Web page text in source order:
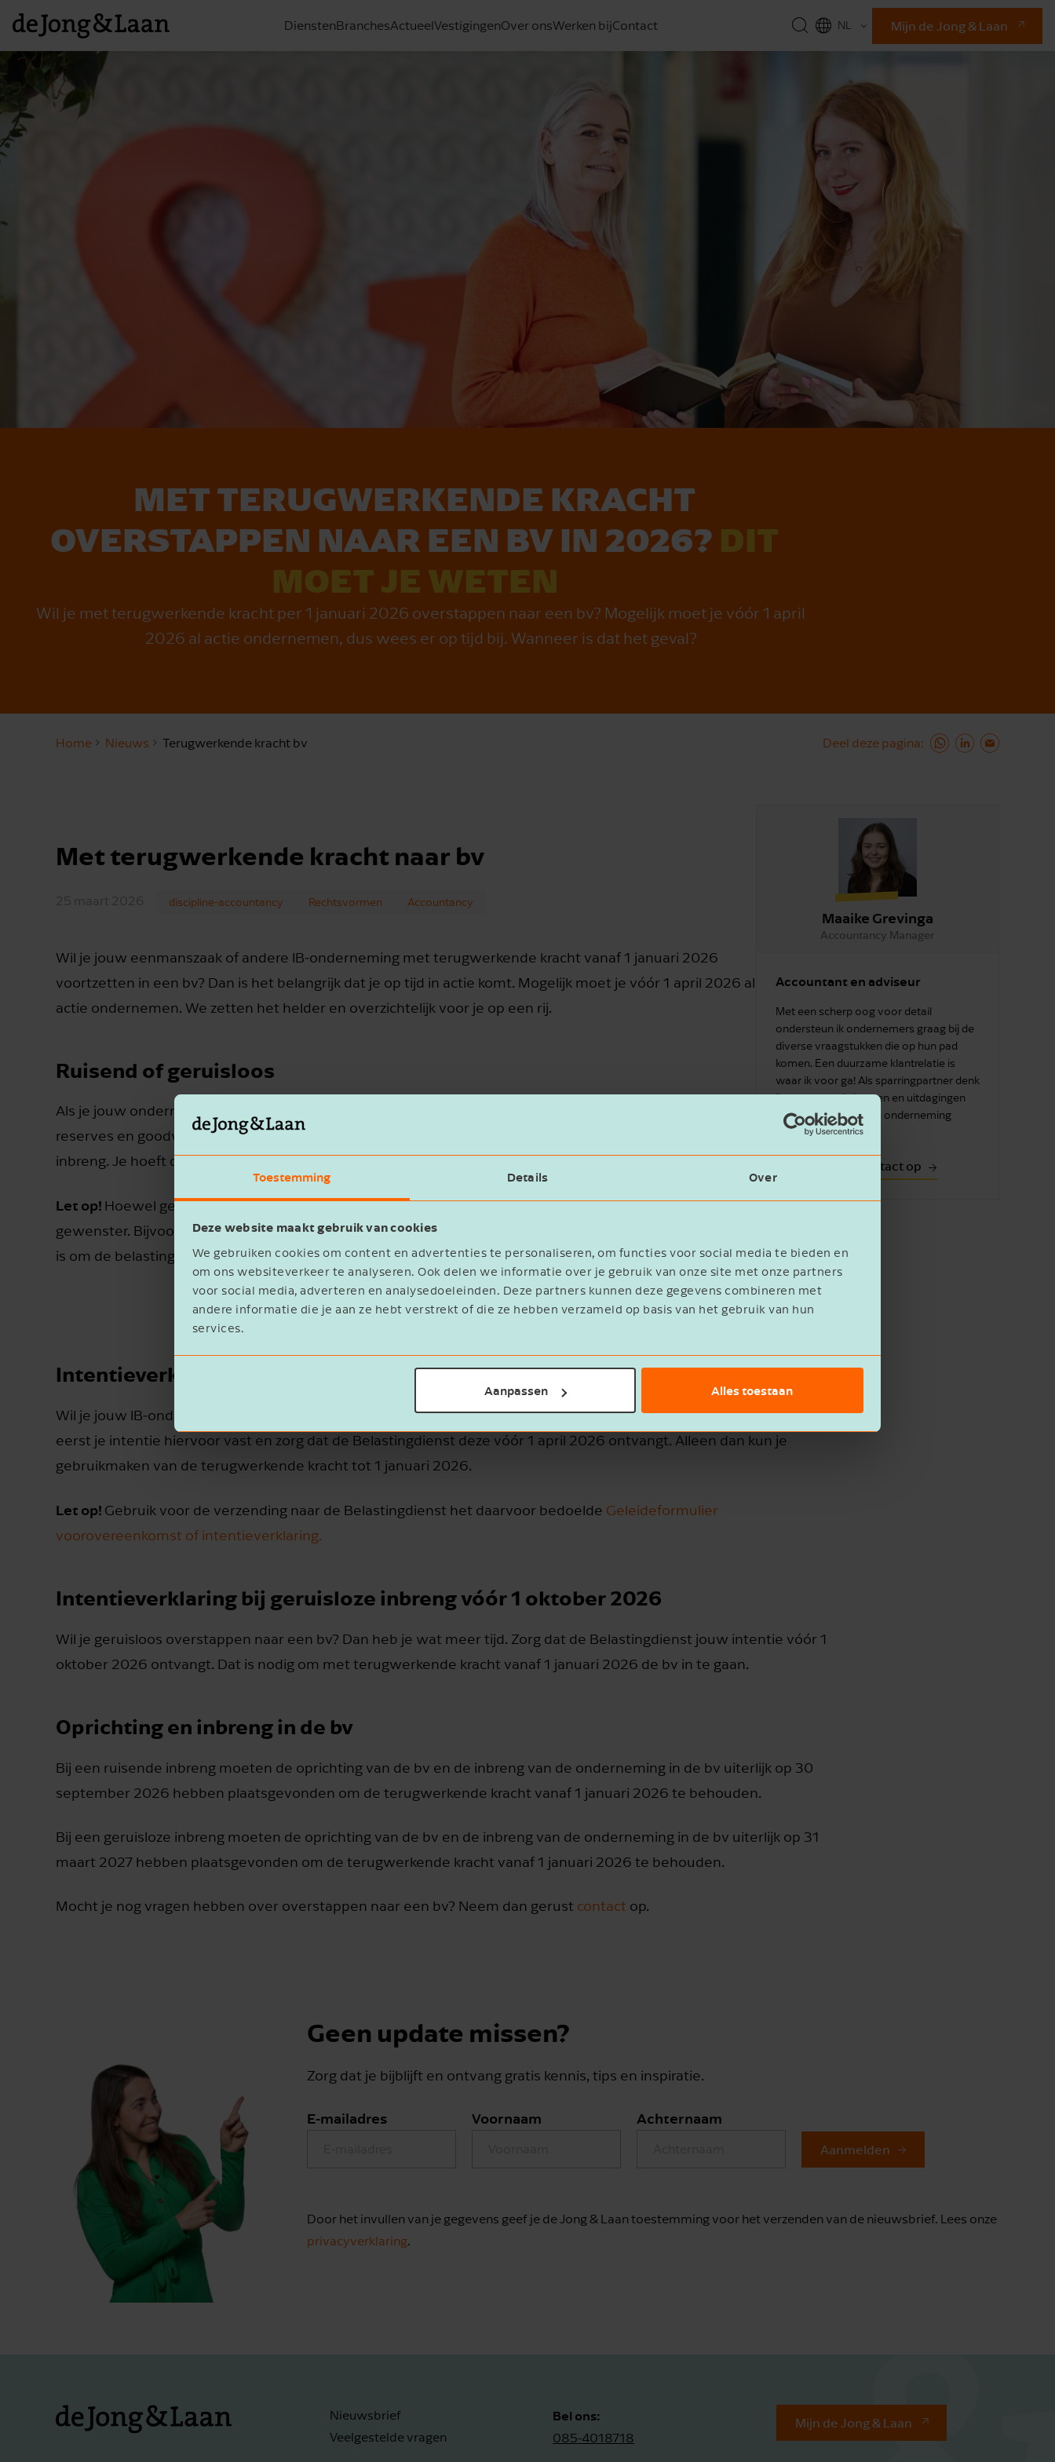
Toestemming Details Over
Deze website maakt gebruik van cookies
We gebruiken cookies om content en advertenties te personaliseren, om functies voor social media te bieden en
om ons websiteverkeer te analyseren. Ook delen we informatie over je gebruik van onze site met onze partners
voor social media, adverteren en analysedoeleinden. Deze partners kunnen deze gegevens combineren met
andere informatie die je aan ze hebt verstrekt of die ze hebben verzameld op basis van het gebruik van hun
services.
Aanpassen Alles toestaan
DienstenBranchesActueelVestigingenOver onsWerken bijContact
NL
Mijn de Jong & Laan
MET TERUGWERKENDE KRACHT
OVERSTAPPEN NAAR EEN BV IN 2026? DIT
MOET JE WETEN
Wil je met terugwerkende kracht per 1 januari 2026 overstappen naar een bv? Mogelijk moet je vóór 1 april
2026 al actie ondernemen, dus wees er op tijd bij. Wanneer is dat het geval?
Home Nieuws Terugwerkende kracht bv Deel deze pagina
Met terugwerkende kracht naar bv
25 maart 2026 discipline-accountancy Rechtsvormen Accountancy
Wil je jouw eenmanszaak of andere IB‑onderneming met terugwerkende kracht vanaf 1 januari 2026
voortzetten in een bv? Dan is het belangrijk dat je op tijd in actie komt. Mogelijk moet je vóór 1 april 2026 al
actie ondernemen. We zetten het helder en overzichtelijk voor je op een rij.
Ruisend of geruisloos
Als je jouw onderneming ruisend inbrengt in een bv, reken je fiscaal af over de stille reserves, fiscale
reserves en goodwill van je onderneming. Wil je dat voorkomen? Dan kun je kiezen voor een geruisloze
inbreng. Je hoeft dan niet direct af te rekenen. De fiscale claim schuift door naar de bv.
Let op! Hoewel geruisloos de voorkeur lijkt te hebben, is ruisend in bepaalde situaties voordeliger of
gewenster. Bijvoorbeeld als er nauwelijks stille en fiscale reserves en goodwill zijn of als er voldoende geld
is om de belasting meteen te belaten. Wij denken graag met je mee wat past bij jouw situatie.
Maaike Grevinga
Accountancy Manager
Accountant en adviseur
Met een scherp oog voor detail
ondersteun ik ondernemers graag bij de
diverse vraagstukken die op hun pad
komen. Een duurzame klantrelatie is
waar ik voor ga! Als sparringpartner denk
ik graag mee in kansen en uitdagingen
om samen met jou je onderneming
vooruit te helpen.
Neem contact op
Intentieverklaring bij ruisende inbreng vóór 1 april 2026
Wil je jouw IB‑onderneming ruisend en met terugwerkende kracht vanaf 1 januari 2026 inbrengen in een bv? Leg dan
eerst je intentie hiervoor vast en zorg dat de Belastingdienst deze vóór 1 april 2026 ontvangt. Alleen dan kun je
gebruikmaken van de terugwerkende kracht tot 1 januari 2026.
Let op! Gebruik voor de verzending naar de Belastingdienst het daarvoor bedoelde Geleideformulier
voorovereenkomst of intentieverklaring.
Intentieverklaring bij geruisloze inbreng vóór 1 oktober 2026
Wil je geruisloos overstappen naar een bv? Dan heb je wat meer tijd. Zorg dat de Belastingdienst jouw intentie vóór 1
oktober 2026 ontvangt. Dat is nodig om met terugwerkende kracht vanaf 1 januari 2026 de bv in te gaan.
Oprichting en inbreng in de bv
Bij een ruisende inbreng moeten de oprichting van de bv en de inbreng van de onderneming in de bv uiterlijk op 30
september 2026 hebben plaatsgevonden om de terugwerkende kracht vanaf 1 januari 2026 te behouden.
Bij een geruisloze inbreng moeten de oprichting van de bv en de inbreng van de onderneming in de bv uiterlijk op 31
maart 2027 hebben plaatsgevonden om de terugwerkende kracht vanaf 1 januari 2026 te behouden.
Mocht je nog vragen hebben over overstappen naar een bv? Neem dan gerust contact op.
Geen update missen?
Zorg dat je bijblijft en ontvang gratis kennis, tips en inspiratie.
E-mailadres Voornaam Achternaam
Aanmelden
Door het invullen van je gegevens geef je de Jong & Laan toestemming voor het verzenden van de nieuwsbrief. Lees onze
privacyverklaring.
Nieuwsbrief
Veelgestelde vragen
Bel ons:
085-4018718
Mijn de Jong & Laan